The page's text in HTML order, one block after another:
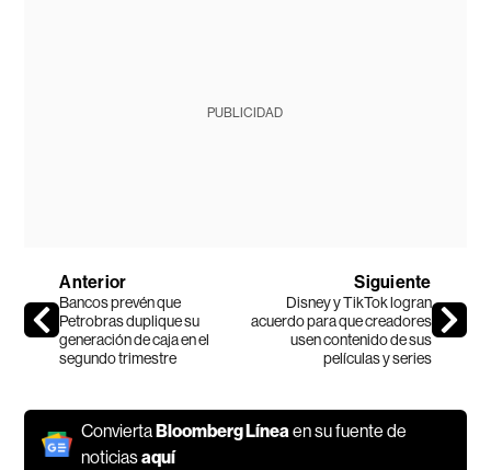
PUBLICIDAD
Anterior
Bancos prevén que
Petrobras duplique su
generación de caja en el
segundo trimestre
Siguiente
Disney y TikTok logran
acuerdo para que creadores
usen contenido de sus
películas y series
ConviertaBloomberg Línea en su fuente de
noticiasaquí